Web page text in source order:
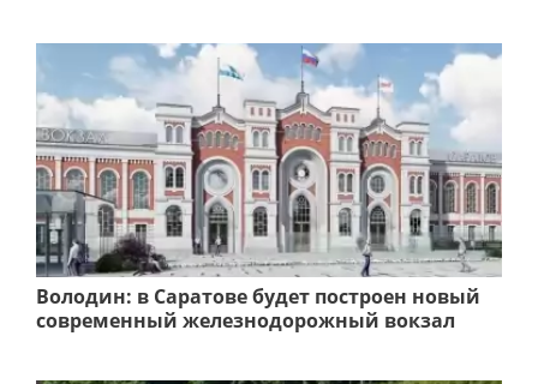
Володин: в Саратове будет построен новый
современный железнодорожный вокзал